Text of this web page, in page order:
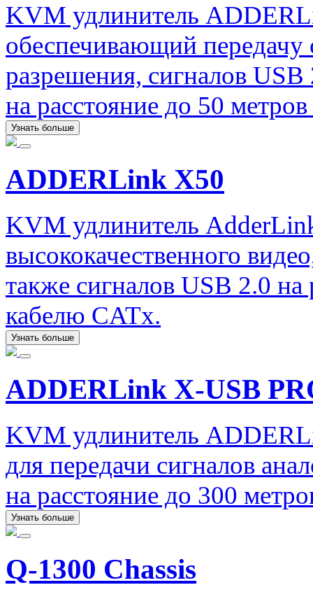
KVM удлинитель
обеспечивающий передачу
разрешения, сигналов
на расстояние до 50
Узнать больше
ADDERLink X50
KVM удлинитель
высококачественного
также сигналов USB 2.0
кабелю CATx.
Узнать больше
ADDERLink X-USB
KVM удлинитель
для передачи сигналов
на расстояние до 300
Узнать больше
Q-1300 Chassis